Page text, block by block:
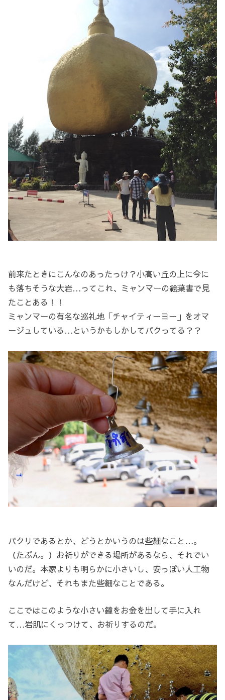
前来たときにこんなのあったっけ？小高い丘の上に今に
も落ちそうな大岩…ってこれ、ミャンマーの絵葉書で見
たことある！！
ミャンマーの有名な巡礼地「チャイティーヨー」をオマ
ージュしている…というかもしかしてパクってる？？
パクリであるとか、どうとかいうのは些細なこと…。
（たぶん。）お祈りができる場所があるなら、それでい
いのだ。本家よりも明らかに小さいし、安っぽい人工物
なんだけど、それもまた些細なことである。
ここではこのような小さい鐘をお金を出して手に入れ
て…岩肌にくっつけて、お祈りするのだ。